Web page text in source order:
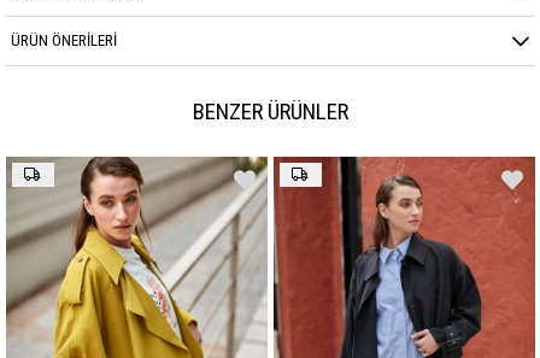
ÜRÜN ÖNERILERI
BENZER ÜRÜNLER